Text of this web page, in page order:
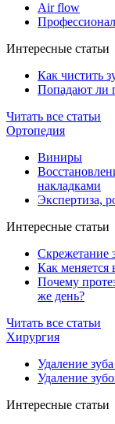
Air flow
Интересные статьи
Как чистить
Попадают ли
Читать все статьи
Ортопедия
Виниры
накладками
Экспертиза,
Интересные статьи
Скрежетание
Как
Почему
же день?
Читать все статьи
Хирургия
Удаление
Удаление
Интересные статьи